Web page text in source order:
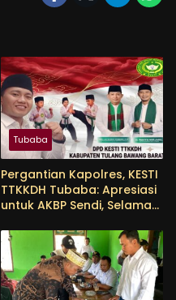
Tubaba
Pergantian Kapolres, KESTI
TTKKDH Tubaba: Apresiasi
untuk AKBP Sendi, Selamat
Himmawan